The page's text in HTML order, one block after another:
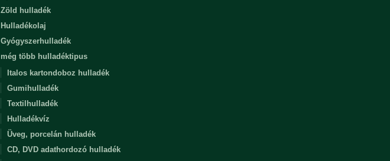
Zöld hulladék
Hulladékolaj
Gyógyszerhulladék
még több hulladéktipus
Italos kartondoboz hulladék
Gumihulladék
Textilhulladék
Hulladékvíz
Üveg, porcelán hulladék
CD, DVD adathordozó hulladék